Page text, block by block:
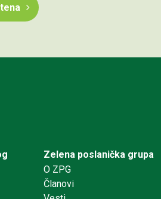
Zelena poslanička grupa
O ZPG
Članovi